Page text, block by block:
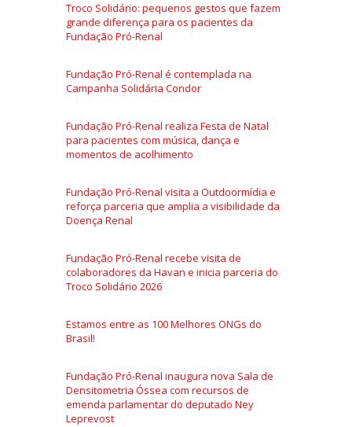
Troco Solidário: pequenos gestos que fazem
grande diferença para os pacientes da
Fundação Pró-Renal
Fundação Pró-Renal é contemplada na
Campanha Solidária Condor
Fundação Pró-Renal realiza Festa de Natal
para pacientes com música, dança e
momentos de acolhimento
Fundação Pró-Renal visita a Outdoormídia e
reforça parceria que amplia a visibilidade da
Doença Renal
Fundação Pró-Renal recebe visita de
colaboradores da Havan e inicia parceria do
Troco Solidário 2026
Estamos entre as 100 Melhores ONGs do
Brasil!
Fundação Pró-Renal inaugura nova Sala de
Densitometria Óssea com recursos de
emenda parlamentar do deputado Ney
Leprevost